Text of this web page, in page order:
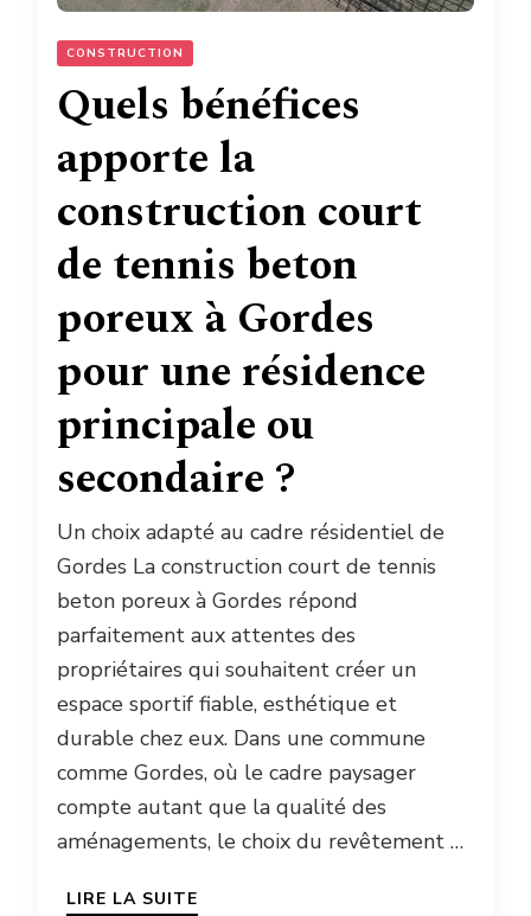
CONSTRUCTION
Quels bénéfices
apporte la
construction court
de tennis beton
poreux à Gordes
pour une résidence
principale ou
secondaire ?
Un choix adapté au cadre résidentiel de
Gordes La construction court de tennis
beton poreux à Gordes répond
parfaitement aux attentes des
propriétaires qui souhaitent créer un
espace sportif fiable, esthétique et
durable chez eux. Dans une commune
comme Gordes, où le cadre paysager
compte autant que la qualité des
aménagements, le choix du revêtement …
LIRE LA SUITE